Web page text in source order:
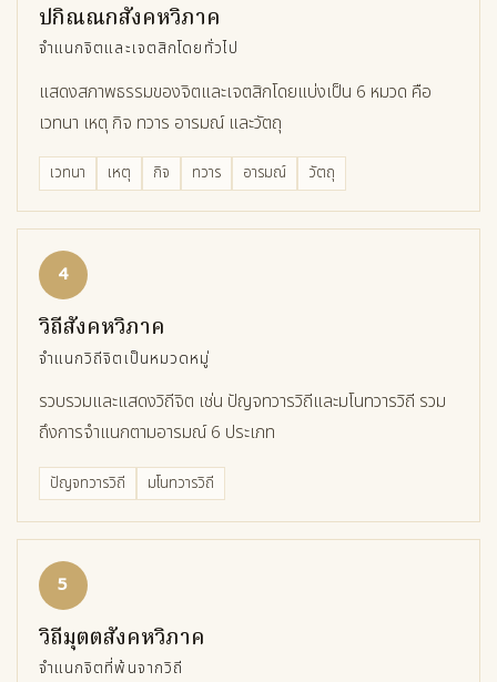
ปกิณณกสังคหวิภาค
จำแนกจิตและเจตสิกโดยทั่วไป
แสดงสภาพธรรมของจิตและเจตสิกโดยแบ่งเป็น 6 หมวด คือ
เวทนา เหตุ กิจ ทวาร อารมณ์ และวัตถุ
เวทนา เหตุ กิจ ทวาร อารมณ์ วัตถุ
4
วิถีสังคหวิภาค
จำแนกวิถีจิตเป็นหมวดหมู่
รวบรวมและแสดงวิถีจิต เช่น ปัญจทวารวิถีและมโนทวารวิถี รวม
ถึงการจำแนกตามอารมณ์ 6 ประเภท
ปัญจทวารวิถี มโนทวารวิถี
5
วิถีมุตตสังคหวิภาค
จำแนกจิตที่พ้นจากวิถี